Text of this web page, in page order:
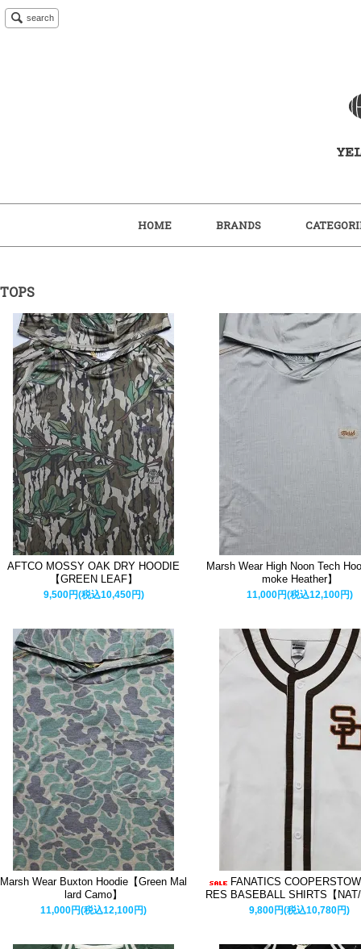
search
HOME BRANDS
TOPS
AFTCO MOSSY OAK DRY HOODIE
【GREEN LEAF】
9,500円(税込10,450円)
Marsh Wear High Noon Tech
moke Heather】
11,000円(税込12,100円)
Marsh Wear Buxton Hoodie【Green Mal
lard Camo】
11,000円(税込12,100円)
FANATICS
RES BASEBALL SHIRTS【
9,800円(税込10,780円)